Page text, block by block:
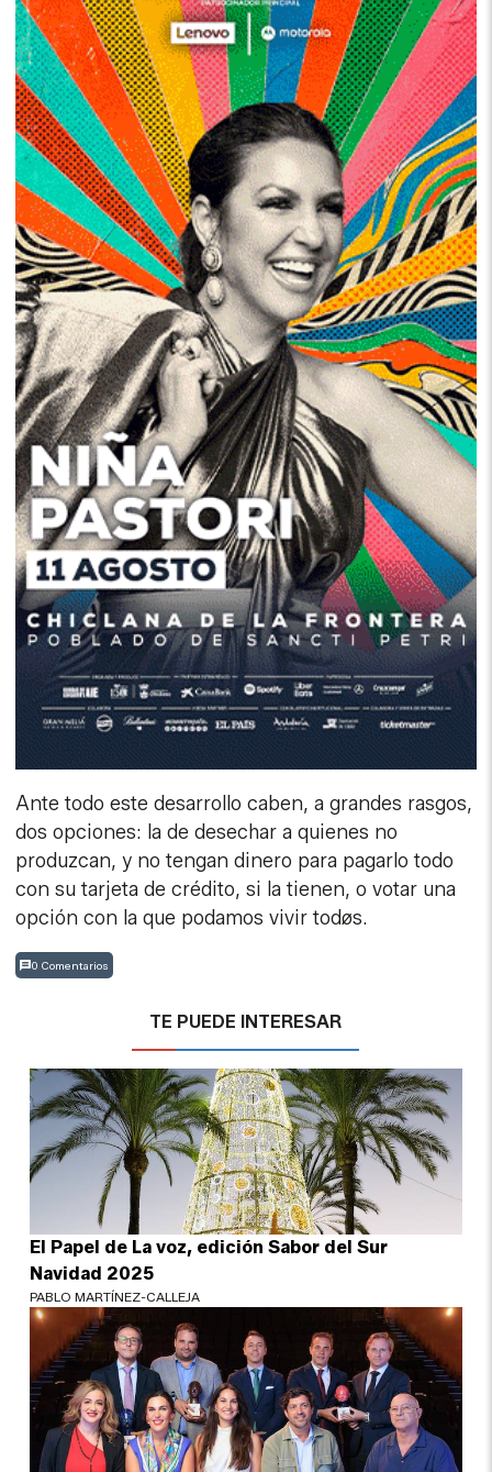
Ante todo este desarrollo caben, a grandes rasgos,
dos opciones: la de desechar a quienes no
produzcan, y no tengan dinero para pagarlo todo
con su tarjeta de crédito, si la tienen, o votar una
opción con la que podamos vivir todøs.
0 Comentarios
TE PUEDE INTERESAR
El Papel de La voz, edición Sabor del Sur
Navidad 2025
PABLO MARTÍNEZ-CALLEJA